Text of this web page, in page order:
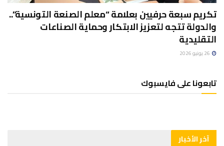
تكريم سبعة حرفيين بعلامة “معلم الصنعة التونسية”..
والدولة تتجه لتعزيز الابتكار وحماية الصناعات
التقليدية
تابعونا على فايسبوك
آخر الأخبار